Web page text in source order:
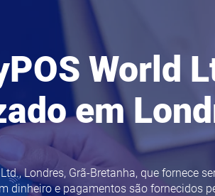
World
em
Londres, Grã-Bretanha, que fornece
dinheiro e pagamentos são fornecidos